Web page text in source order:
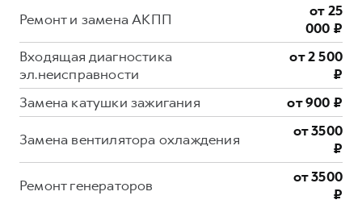
Ремонт и замена АКПП
от 25
000 ₽
Входящая диагностика
эл.неисправности
от 2 500
₽
Замена катушки зажигания
от 900 ₽
Замена вентилятора охлаждения
от 3500
₽
Ремонт генераторов
от 3500
₽